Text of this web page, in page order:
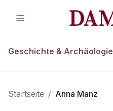
Geschichte & Archäologie
Startseite / Anna Manz